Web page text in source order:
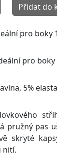
Přidat do
pro boky
pro boky
5%
pružný pas
skryté
nití.